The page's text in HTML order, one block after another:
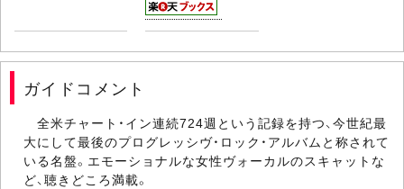
ガイドコメント
全米チャート・イン連続724週という記録を持つ、今世紀最
大にして最後のプログレッシヴ・ロック・アルバムと称されて
いる名盤。エモーショナルな女性ヴォーカルのスキャットな
ど、聴きどころ満載。